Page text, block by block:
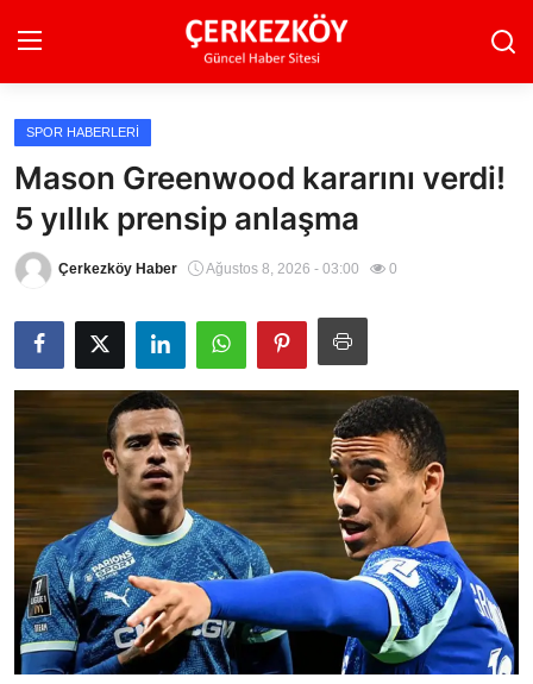
Ana Sayfa
Son Dakika
Ekonomi Haberleri
Magazin Haberleri
Spor Haberleri
Teknoloji Haberleri
Dünya Haberleri
Çerkezköy
SPOR HABERLERI
Mason Greenwood kararını verdi!
5 yıllık prensip anlaşma
Çerkezköy Haber Ağustos 8, 2026 - 03:00 0